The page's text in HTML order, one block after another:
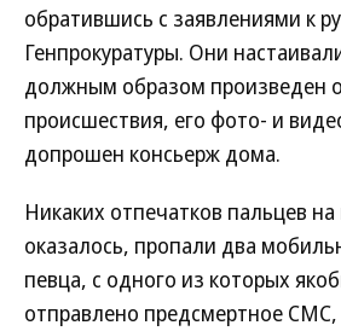
обратившись с заявлениями к
Генпрокуратуры. Они
должным образом произведен
происшествия, его фото- и
допрошен консьерж дома.
Никаких отпечатков пальцев
оказалось, пропали два
певца, с одного из которых
отправлено предсмертное СМС,